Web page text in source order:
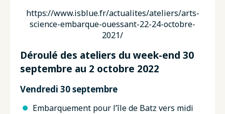
https://www.isblue.fr/actualites/ateliers/arts-
science-embarque-ouessant-22-24-octobre-
2021/
Déroulé des ateliers du week-end 30
septembre au 2 octobre 2022
Vendredi 30 septembre
Embarquement pour l’île de Batz vers midi